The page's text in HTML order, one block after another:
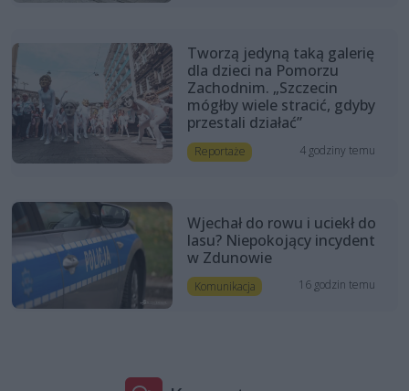
Tworzą jedyną taką galerię
dla dzieci na Pomorzu
Zachodnim. „Szczecin
mógłby wiele stracić, gdyby
przestali działać”
Reportaże 4 godziny temu
Wjechał do rowu i uciekł do
lasu? Niepokojący incydent
w Zdunowie
Komunikacja 16 godzin temu